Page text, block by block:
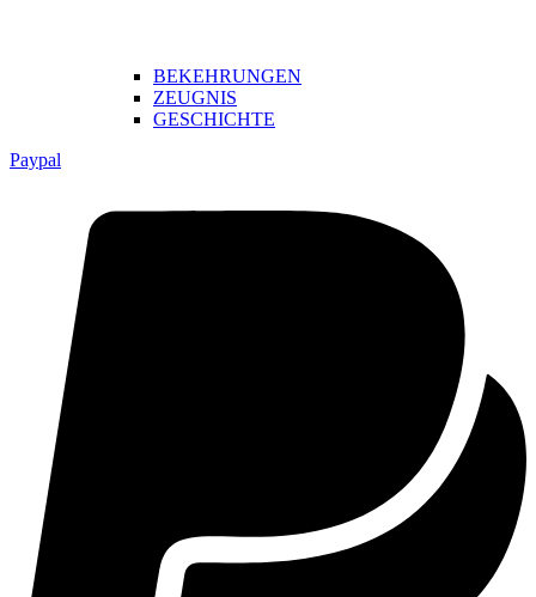
BEKEHRUNGEN
ZEUGNIS
GESCHICHTE
Paypal